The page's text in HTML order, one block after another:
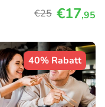
€25 €17,95
40% Rabatt